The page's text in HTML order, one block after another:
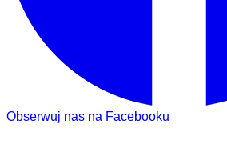
Obserwuj nas na Facebooku